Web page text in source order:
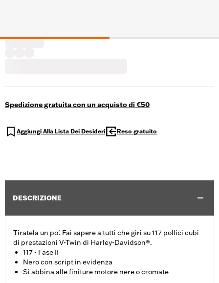
Spedizione gratuita con un acquisto di €50
Aggiungi Alla Lista Dei Desideri Reso gratuito
DESCRIZIONE
Tiratela un po’. Fai sapere a tutti che giri su 117 pollici cubi
di prestazioni V-Twin di Harley-Davidson®.
117 - Fase II
Nero con script in evidenza
Si abbina alle finiture motore nere o cromate